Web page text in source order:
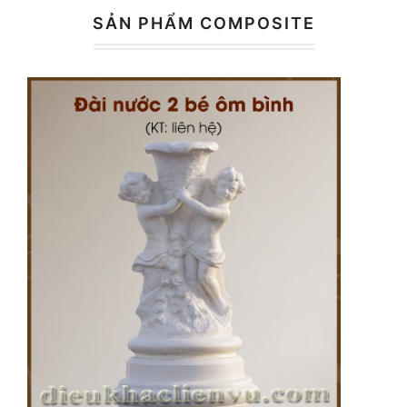
SẢN PHẨM COMPOSITE